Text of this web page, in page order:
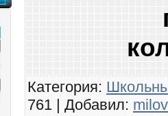
Категория:
761 | Добавил: